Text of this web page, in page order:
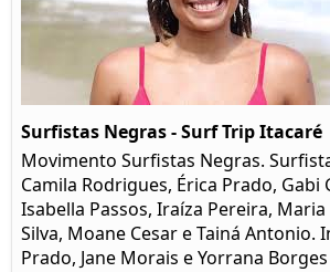
Surfistas Negras - Surf Trip Itacaré
Movimento Surfistas Negras.
Camila Rodrigues, Érica Prado, Gabi
Isabella Passos, Iraíza Pereira,
Silva, Moane Cesar e Tainá Antonio.
Prado, Jane Morais e Yorrana Borges